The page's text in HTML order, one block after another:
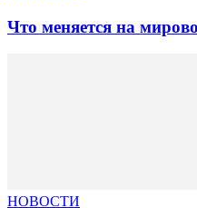
Что меняется на
НОВОСТИ